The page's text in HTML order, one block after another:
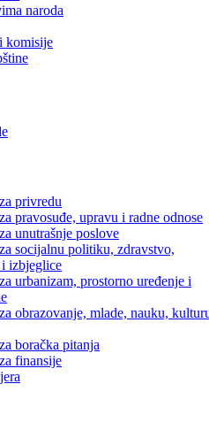
naroda
privredu
pravosuđe, upravu i radne odnose
unutrašnje poslove
socijalnu politiku, zdravstvo,
i izbjeglice
urbanizam, prostorno uređenje i
obrazovanje, mlade, nauku,
boračka pitanja
finansije